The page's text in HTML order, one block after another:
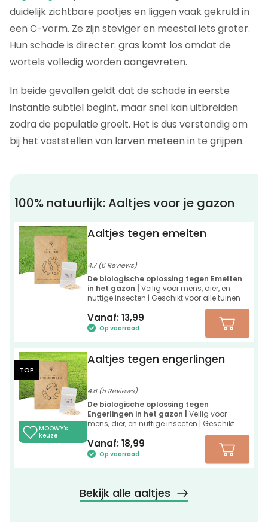
duidelijk zichtbare pootjes en liggen vaak gekruld in
een C-vorm. Ze zijn steviger en meestal iets groter.
Hun schade is directer: gras komt los omdat de
wortels volledig worden aangevreten.
In beide gevallen geldt dat de schade in eerste
instantie subtiel begint, maar snel kan uitbreiden
zodra de populatie groeit. Het is dus verstandig om
bij het vaststellen van larven meteen in te grijpen.
100% natuurlijk: Aaltjes voor je gazon
4.7 (6 Reviews)
Aaltjes tegen emelten
De biologische oplossing tegen Emelten
in het gazon | Veilig voor mens, dier, en
nuttige insecten | Geschikt voor alle tuinen
Vanaf: 13,99
Op voorraad
TOP
MOOWY's
keuze
4.6 (5 Reviews)
Aaltjes tegen engerlingen
De biologische oplossing tegen
Engerlingen in het gazon | Veilig voor
mens, dier, en nuttige insecten | Geschikt
Vanaf: 18,99
Op voorraad
Bekijk alle aaltjes